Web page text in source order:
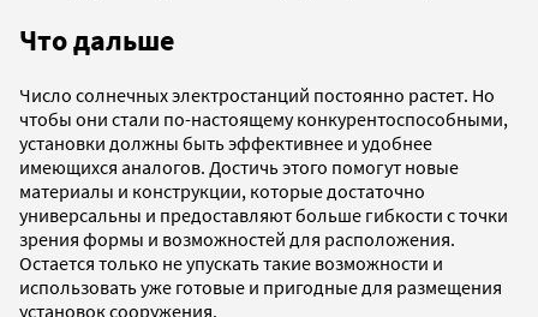
Что дальше
Число солнечных электростанций постоянно растет. Но
чтобы они стали по-настоящему конкурентоспособными,
установки должны быть эффективнее и удобнее
имеющихся аналогов. Достичь этого помогут новые
материалы и конструкции, которые достаточно
универсальны и предоставляют больше гибкости с точки
зрения формы и возможностей для расположения.
Остается только не упускать такие возможности и
использовать уже готовые и пригодные для размещения
установок сооружения.